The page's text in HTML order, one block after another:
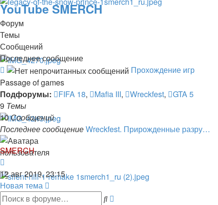
YouTube SMERCH
Форум
Темы
Сообщений
Последнее сообщение
Канал
-
Прохождение
игр
Прохождение игр
Passage of games
Подфорумы:
FIFA 18, Mafia III, Wreckfest,
GTA 5
9 Темы
10Сообщений
Последнее сообщениеWreckfest. Прирожденные разру…
SMERCH
к
последнему
сообщению
12 авг 2019, 23:15
Новая тема
Поиск